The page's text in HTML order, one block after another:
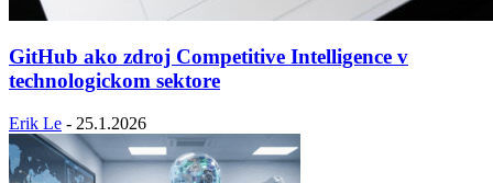
GitHub ako zdroj Competitive Intelligence v
technologickom sektore
Erik Le - 25.1.2026